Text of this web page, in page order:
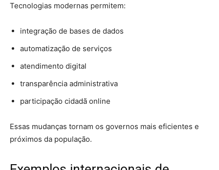
Tecnologias modernas permitem:
integração de bases de dados
automatização de serviços
atendimento digital
transparência administrativa
participação cidadã online
Essas mudanças tornam os governos mais eficientes e
próximos da população.